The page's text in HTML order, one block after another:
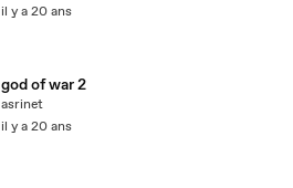
il y a 20 ans
god of war 2
asrinet
il y a 20 ans